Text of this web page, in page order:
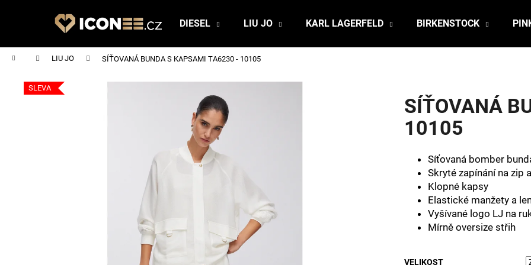
DIESEL LIU JO KARL LAGERFELD BIRKENSTOCK
Domů LIU JO SÍŤOVANÁ BUNDA S KAPSAMI TA6230 - 10105
SÍŤOVANÁ
10105
Síťovaná bomber
Skryté zapínání na zip
Klopné kapsy
Elastické manžety a
Vyšívané logo LJ na
Mírně oversize střih
VELIKOST
SLEVA
Zpět
do
Zpět
do
HLEDAT